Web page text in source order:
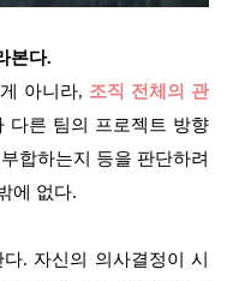
본다.
아니라, 조직 전체의 관
다른 팀의 프로젝트 방향
합하는지 등을 판단하려
에 없다.
. 자신의 의사결정이 시